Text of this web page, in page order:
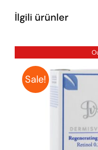
Hyaluronic
Glycine
Phragmites
Poria
Sinensis